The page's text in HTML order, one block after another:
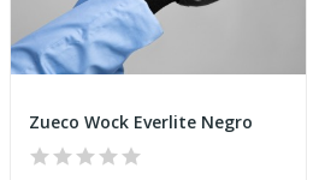
Zueco Wock Everlite Negro